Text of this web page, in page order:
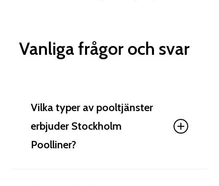
Vanliga frågor och svar
Vilka typer av pooltjänster
erbjuder Stockholm
Poolliner?